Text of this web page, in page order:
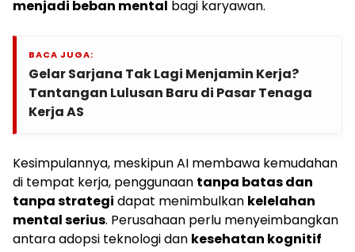
menjadi beban mental bagi karyawan.
BACA JUGA:
Gelar Sarjana Tak Lagi Menjamin Kerja?
Tantangan Lulusan Baru di Pasar Tenaga
Kerja AS
Kesimpulannya, meskipun AI membawa kemudahan
di tempat kerja, penggunaan tanpa batas dan
tanpa strategi dapat menimbulkan kelelahan
mental serius. Perusahaan perlu menyeimbangkan
antara adopsi teknologi dan kesehatan kognitif